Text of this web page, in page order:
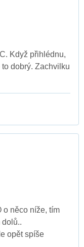
Když přihlédnu,
dobrý. Zachvilku
o něco níže, tím
opět spíše